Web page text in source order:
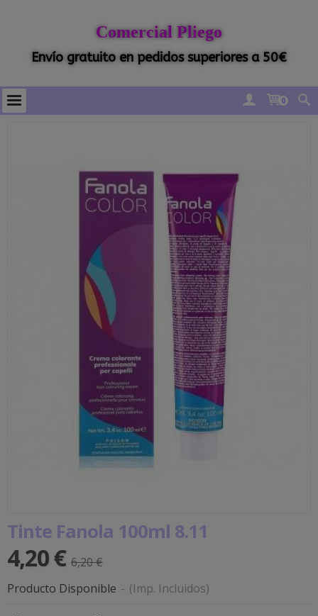
Comercial Pliego
Envío gratuito en pedidos superiores a 50€
0
Tinte Fanola 100ml 8.11
4,20 € 6,20 €
Producto Disponible - (Imp. Incluidos)